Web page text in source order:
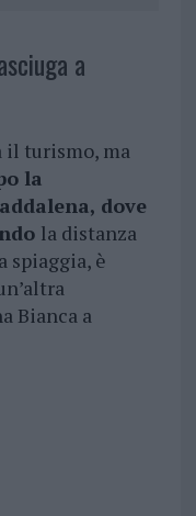
a
il turismo, ma
la
dove
la distanza
spiaggia, è
Bianca a